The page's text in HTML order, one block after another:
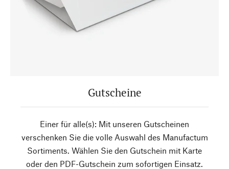
Gutscheine
Einer für alle(s): Mit unseren Gutscheinen
verschenken Sie die volle Auswahl des Manufactum
Sortiments. Wählen Sie den Gutschein mit Karte
oder den PDF-Gutschein zum sofortigen Einsatz.